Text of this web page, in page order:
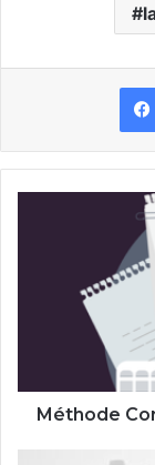
Méthodologie
Méthode